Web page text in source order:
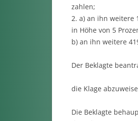
zahlen;
2. a) an ihn weitere
in Höhe von 5
b) an ihn weitere
Der Beklagte
die Klage
Die Beklagte